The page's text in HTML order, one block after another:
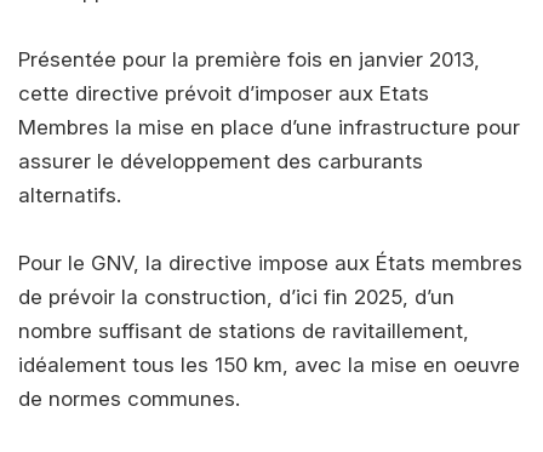
Présentée pour la première fois en janvier 2013,
cette directive prévoit d’imposer aux Etats
Membres la mise en place d’une infrastructure pour
assurer le développement des carburants
alternatifs.
Pour le GNV, la directive impose aux États membres
de prévoir la construction, d’ici fin 2025, d’un
nombre suffisant de stations de ravitaillement,
idéalement tous les 150 km, avec la mise en oeuvre
de normes communes.